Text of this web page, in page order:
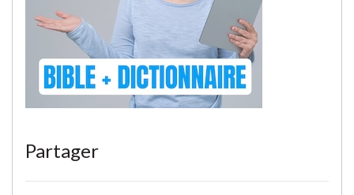
Partager